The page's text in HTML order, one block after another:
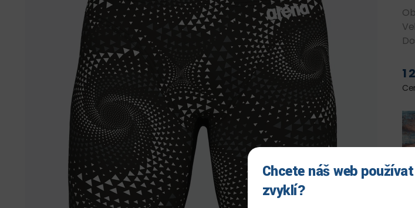
1
Chcete náš web
zvyklí?